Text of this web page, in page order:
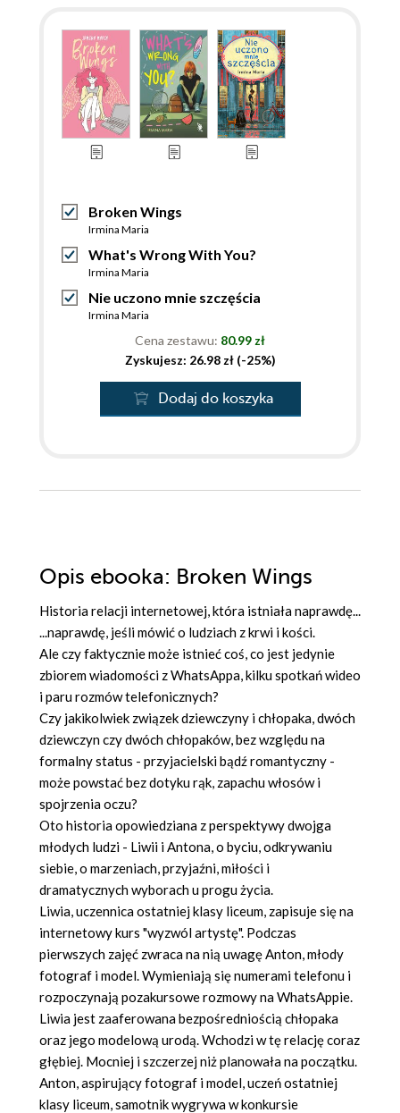
Broken Wings
Irmina Maria
What's Wrong With You?
Irmina Maria
Nie uczono mnie szczęścia
Irmina Maria
Cena zestawu: 80.99 zł
Zyskujesz: 26.98 zł (-25%)
Dodaj do koszyka
Opis ebooka: Broken Wings
Historia relacji internetowej, która istniała naprawdę...
...naprawdę, jeśli mówić o ludziach z krwi i kości.
Ale czy faktycznie może istnieć coś, co jest jedynie
zbiorem wiadomości z WhatsAppa, kilku spotkań wideo
i paru rozmów telefonicznych?
Czy jakikolwiek związek dziewczyny i chłopaka, dwóch
dziewczyn czy dwóch chłopaków, bez względu na
formalny status - przyjacielski bądź romantyczny -
może powstać bez dotyku rąk, zapachu włosów i
spojrzenia oczu?
Oto historia opowiedziana z perspektywy dwojga
młodych ludzi - Liwii i Antona, o byciu, odkrywaniu
siebie, o marzeniach, przyjaźni, miłości i
dramatycznych wyborach u progu życia.
Liwia, uczennica ostatniej klasy liceum, zapisuje się na
internetowy kurs "wyzwól artystę". Podczas
pierwszych zajęć zwraca na nią uwagę Anton, młody
fotograf i model. Wymieniają się numerami telefonu i
rozpoczynają pozakursowe rozmowy na WhatsAppie.
Liwia jest zaaferowana bezpośredniością chłopaka
oraz jego modelową urodą. Wchodzi w tę relację coraz
głębiej. Mocniej i szczerzej niż planowała na początku.
Anton, aspirujący fotograf i model, uczeń ostatniej
klasy liceum, samotnik wygrywa w konkursie